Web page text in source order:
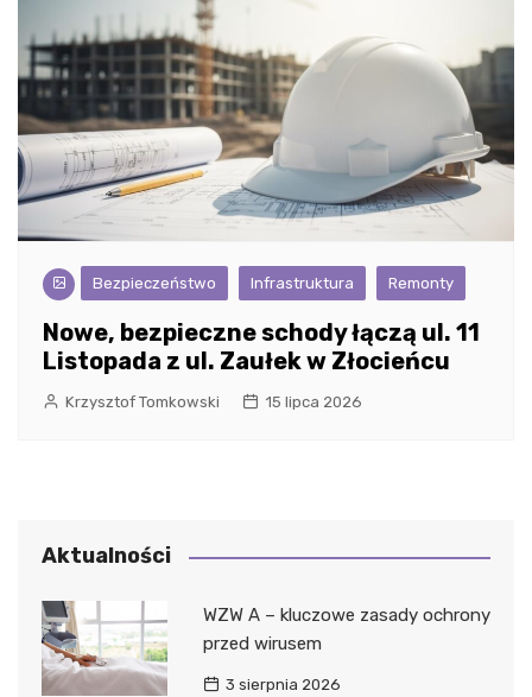
Bezpieczeństwo Infrastruktura Remonty
Nowe, bezpieczne schody łączą ul. 11
Listopada z ul. Zaułek w Złocieńcu
Krzysztof Tomkowski 15 lipca 2026
Aktualności
WZW A – kluczowe zasady ochrony
przed wirusem
3 sierpnia 2026